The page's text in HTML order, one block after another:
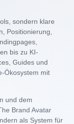
sondern klare
Positionierung,
bis zu KI-
Guides und
Ökosystem mit
und dem
Brand Avatar
als System für